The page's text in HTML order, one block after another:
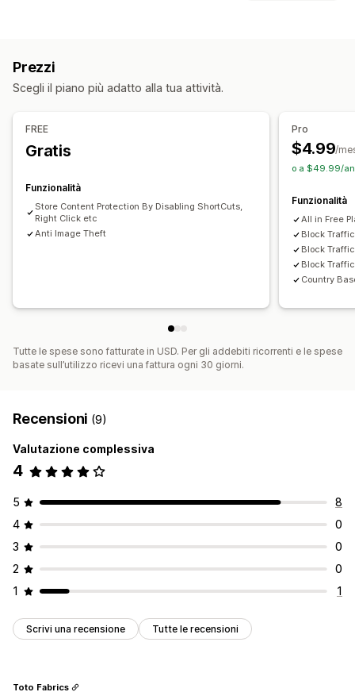
Prezzi
Scegli il piano più adatto alla tua attività.
FREE
Gratis
Funzionalità
Store Content Protection By Disabling ShortCuts,
Right Click etc
Anti Image Theft
Pro
$4.99/
o a $49.99/
Funzionalità
All in Free
Block
Block
Block
Country
Tutte le spese sono fatturate in USD. Per gli addebiti ricorrenti e le spese
basate sull’utilizzo ricevi una fattura ogni 30 giorni.
Recensioni (9)
Valutazione complessiva
4
5
8
4
0
3
0
2
0
1
1
Scrivi una recensione Tutte le recensioni
Toto Fabrics